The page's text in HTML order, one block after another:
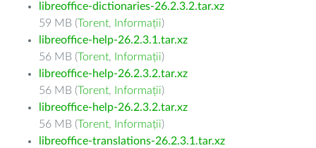
libreoffice-dictionaries-26.2.3.2.tar.xz
59 MB (Torent, Informații)
libreoffice-help-26.2.3.1.tar.xz
56 MB (Torent, Informații)
libreoffice-help-26.2.3.2.tar.xz
56 MB (Torent, Informații)
libreoffice-help-26.2.3.2.tar.xz
56 MB (Torent, Informații)
libreoffice-translations-26.2.3.1.tar.xz